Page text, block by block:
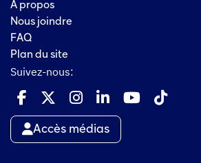
À propos
Nous joindre
FAQ
Plan du site
Suivez-nous:
Accès médias